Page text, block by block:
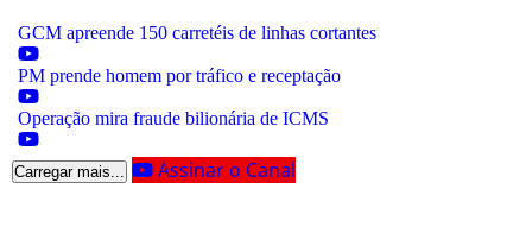
GCM apreende 150 carretéis de linhas cortantes
PM prende homem por tráfico e receptação
Operação mira fraude bilionária de ICMS
Carregar mais... Assinar o Canal